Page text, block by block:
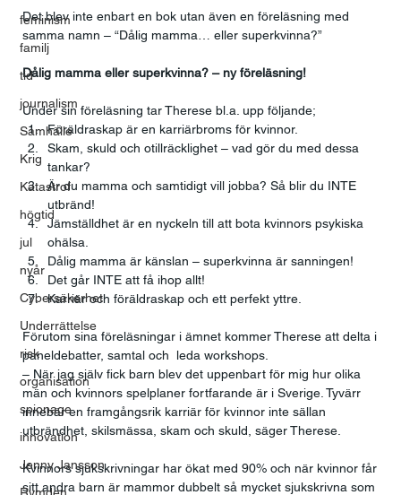
feminism
familj
tid
journalism
Samhälle
Krig
Katastrof
högtid
jul
nyår
Cybersäkerhet
Underrättelse
risk
organisation
spionage
innovation
Jenny Jansson
Det blev inte enbart en bok utan även en föreläsning med
samma namn – “Dålig mamma… eller superkvinna?”
Dålig mamma eller superkvinna? – ny föreläsning!
Under sin föreläsning tar Therese bl.a. upp följande;
Föräldraskap är en karriärbroms för kvinnor.
Skam, skuld och otillräcklighet – vad gör du med dessa
tankar?
Är du mamma och samtidigt vill jobba? Så blir du INTE
utbränd!
Jämställdhet är en nyckeln till att bota kvinnors psykiska
ohälsa.
Dålig mamma är känslan – superkvinna är sanningen!
Det går INTE att få ihop allt!
Karriär och föräldraskap och ett perfekt yttre.
Förutom sina föreläsningar i ämnet kommer Therese att delta i
paneldebatter, samtal och  leda workshops.
– När jag själv fick barn blev det uppenbart för mig hur olika
män och kvinnors spelplaner fortfarande är i Sverige. Tyvärr
innebär en framgångsrik karriär för kvinnor inte sällan
utbrändhet, skilsmässa, skam och skuld, säger Therese.
Kvinnors sjukskrivningar har ökat med 90% och när kvinnor får
sitt andra barn är mammor dubbelt så mycket sjukskrivna som